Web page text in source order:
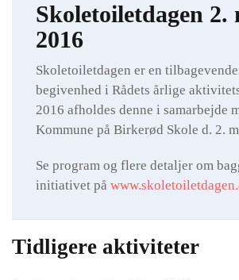
Skoletoiletdagen 2.
2016
Skoletoiletdagen er en
begivenhed i Rådets årlige
2016 afholdes denne i samarbejde
Kommune på Birkerød Skole d. 2.
Se program og flere detaljer om
initiativet på
Tidligere aktiviteter